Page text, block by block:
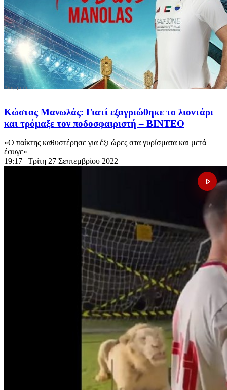
Κώστας Μανωλάς: Γιατί εξαγριώθηκε το λιοντάρι
και τρόμαξε τον ποδοσφαιριστή – ΒΙΝΤΕΟ
«Ο παίκτης καθυστέρησε για έξι ώρες στα γυρίσματα και μετά
έφυγε»
19:17 | Τρίτη 27 Σεπτεμβρίου 2022